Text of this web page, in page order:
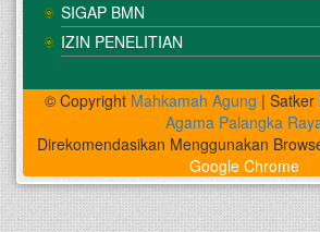
SIGAP BMN
IZIN PENELITIAN
© Copyright Mahkamah Agung | Satker
Agama Palangka
Direkomendasikan Menggunakan
Google Chrome